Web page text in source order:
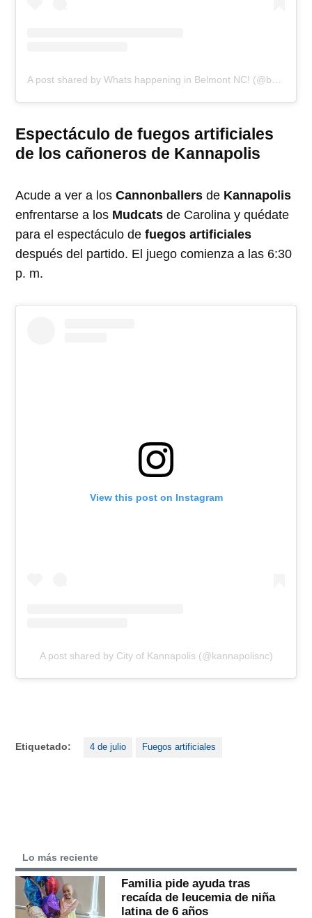
Espectáculo de fuegos artificiales
de los cañoneros de Kannapolis
Acude a ver a losCannonballersde Kannapolis
enfrentarse a los Mudcatsde Carolina y quédate
para el espectáculo defuegos artificiales
después del partido. El juego comienza a las 6:30
p. m.
View this post on Instagram
A post shared by City of Kannapolis (@kannapolisnc)
Etiquetado: 4 de julio Fuegos artificiales
Lo más reciente
Familia pide ayuda tras
recaída de leucemia de niña
latina de 6 años